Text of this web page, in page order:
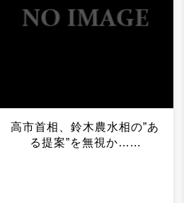
「独身です」→全部ウソで
した…裁判所の判断がこち